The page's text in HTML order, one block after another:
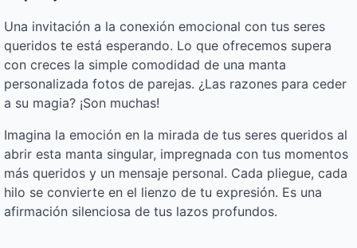
Una invitación a la conexión emocional con tus seres
queridos te está esperando. Lo que ofrecemos supera
con creces la simple comodidad de una manta
personalizada fotos de parejas. ¿Las razones para ceder
a su magia? ¡Son muchas!
Imagina la emoción en la mirada de tus seres queridos al
abrir esta manta singular, impregnada con tus momentos
más queridos y un mensaje personal. Cada pliegue, cada
hilo se convierte en el lienzo de tu expresión. Es una
afirmación silenciosa de tus lazos profundos.